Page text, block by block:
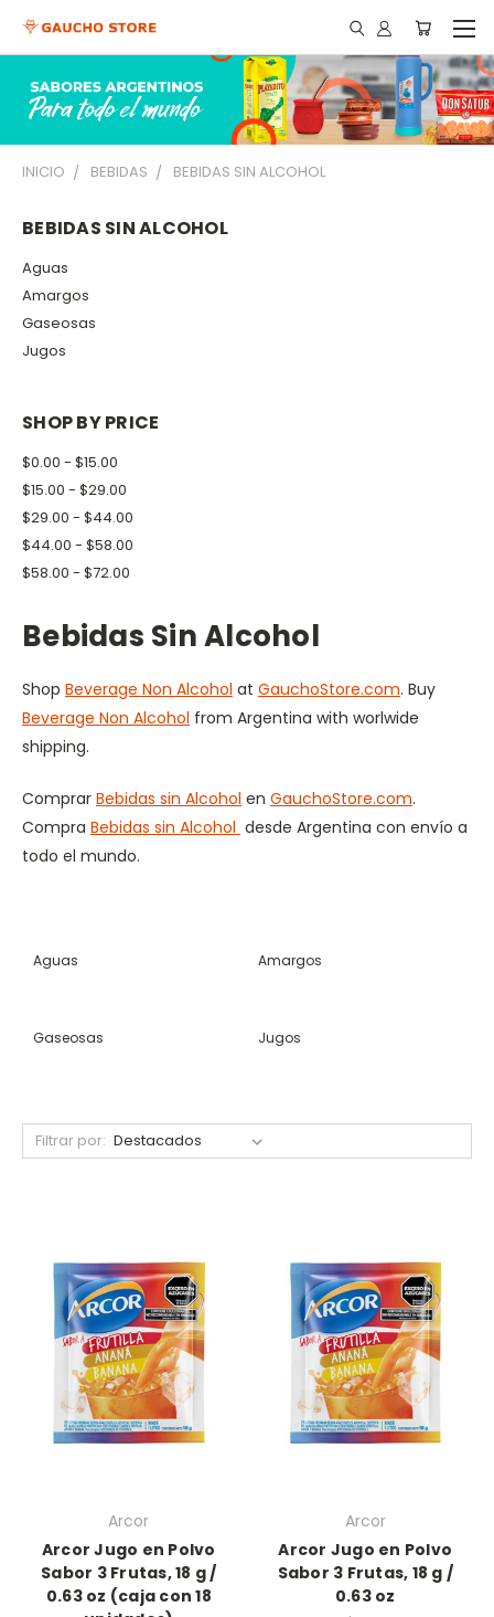
INICIO BEBIDAS BEBIDAS SIN ALCOHOL
BEBIDAS SIN ALCOHOL
Aguas
Amargos
Gaseosas
Jugos
SHOP BY PRICE
$0.00 - $15.00
$15.00 - $29.00
$29.00 - $44.00
$44.00 - $58.00
$58.00 - $72.00
Bebidas Sin Alcohol
Shop Beverage Non Alcohol at GauchoStore.com. Buy
Beverage Non Alcohol from Argentina with worlwide
shipping.
Comprar Bebidas sin Alcohol en GauchoStore.com.
Compra Bebidas sin Alcohol desde Argentina con envío a
todo el mundo.
Aguas Amargos
Gaseosas Jugos
Filtrar por:
Arcor
Arcor Jugo en Polvo
Sabor 3 Frutas, 18 g /
0.63 oz (caja con 18
Arcor
Arcor Jugo en Polvo
Sabor 3 Frutas, 18 g /
0.63 oz